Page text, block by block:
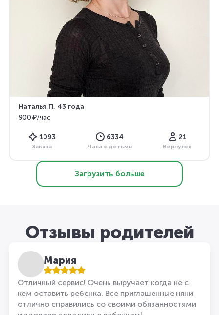
Наталья П, 43 года
900 ₽/час
1093
Заказа
6334
Часа с детьми
21
Вернулся
Загрузить больше
Отзывы родителей
Мария
Отличный сервис! Очень выручает когда не с
кем оставить ребенка. Все приглашенные няни
отлично справились со своими обязанностями